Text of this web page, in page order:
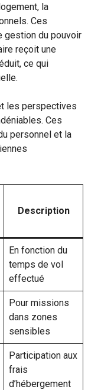
la
Ces
gestion du pouvoir
reçoit une
ce qui
les perspectives
Ces
personnel et la
Description
En fonction du
temps de vol
effectué
Pour missions
dans zones
sensibles
Participation aux
frais
d’hébergement